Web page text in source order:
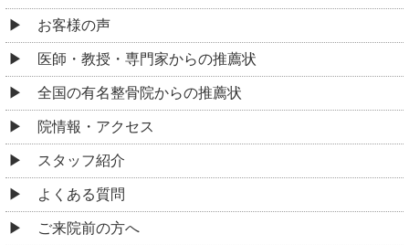
お客様の声
医師・教授・専門家からの推薦状
全国の有名整骨院からの推薦状
院情報・アクセス
スタッフ紹介
よくある質問
ご来院前の方へ